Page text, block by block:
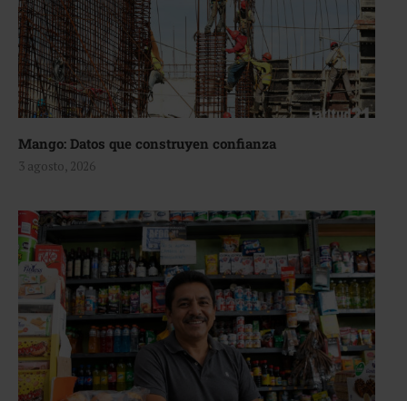
Mango: Datos que construyen confianza
3 agosto, 2026